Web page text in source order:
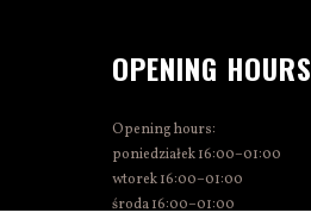
OPENING HOURS
Opening hours:
poniedziałek 16:00–01:00
wtorek 16:00–01:00
środa 16:00–01:00